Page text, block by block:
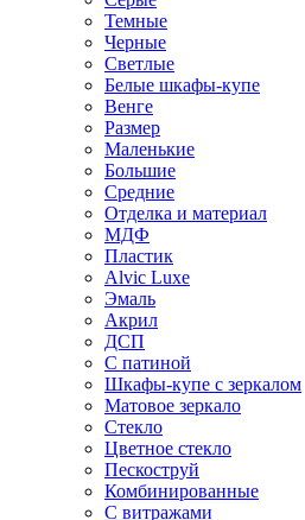
Темные
Черные
Светлые
Белые шкафы-купе
Венге
Размер
Маленькие
Большие
Средние
Отделка и материал
МДФ
Пластик
Alvic Luxe
Эмаль
Акрил
ДСП
С патиной
Шкафы-купе с зеркалом
Матовое зеркало
Стекло
Цветное стекло
Пескоструй
Комбинированные
С витражами